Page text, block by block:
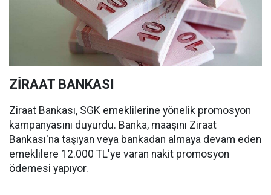
ZİRAAT BANKASI
Ziraat Bankası, SGK emeklilerine yönelik promosyon
kampanyasını duyurdu. Banka, maaşını Ziraat
Bankası'na taşıyan veya bankadan almaya devam eden
emeklilere 12.000 TL'ye varan nakit promosyon
ödemesi yapıyor.